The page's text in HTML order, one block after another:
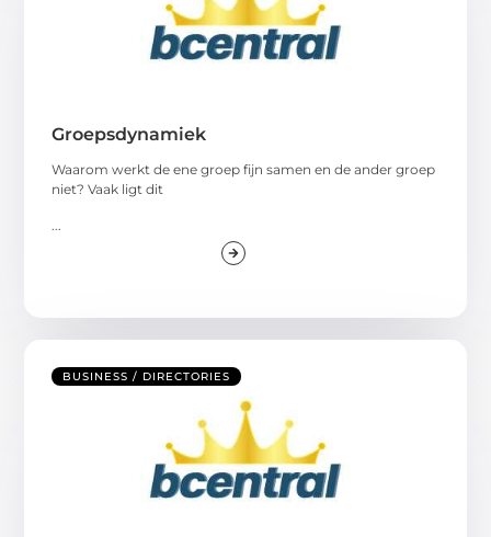
Groepsdynamiek
Waarom werkt de ene groep fijn samen en de ander groep
niet? Vaak ligt dit
BUSINESS / DIRECTORIES